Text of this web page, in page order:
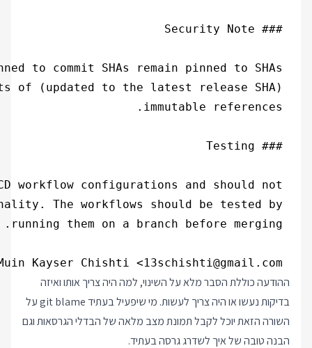
ההודעה כוללת הסבר מלא על השינוי, למה היה צריך אותו ואיזה
בדיקות נעשו או היה צריך לעשות. מי שיפעיל בעתיד git blame על
השורה הזאת יוכל לקבל תמונת מצב מלאה של הבדלי הגרסאות וגם
הבנה טובה של איך לשדרג גרסה בעתיד.